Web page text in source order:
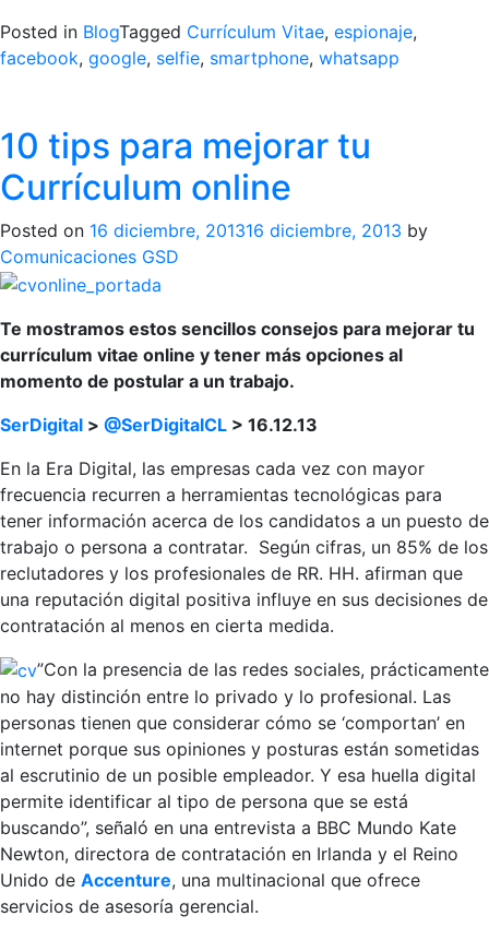
Posted in BlogTagged Currículum Vitae, espionaje,
facebook, google, selfie, smartphone, whatsapp
10 tips para mejorar tu
Currículum online
Posted on 16 diciembre, 201316 diciembre, 2013 by
Comunicaciones GSD
Te mostramos estos sencillos consejos para mejorar tu
currículum vitae online y tener más opciones al
momento de postular a un trabajo.
SerDigital > @SerDigitalCL > 16.12.13
En la Era Digital, las empresas cada vez con mayor
frecuencia recurren a herramientas tecnológicas para
tener información acerca de los candidatos a un puesto de
trabajo o persona a contratar. Según cifras, un 85% de los
reclutadores y los profesionales de RR. HH. afirman que
una reputación digital positiva influye en sus decisiones de
contratación al menos en cierta medida.
”Con la presencia de las redes sociales, prácticamente
no hay distinción entre lo privado y lo profesional. Las
personas tienen que considerar cómo se ‘comportan’ en
internet porque sus opiniones y posturas están sometidas
al escrutinio de un posible empleador. Y esa huella digital
permite identificar al tipo de persona que se está
buscando”, señaló en una entrevista a BBC Mundo Kate
Newton, directora de contratación en Irlanda y el Reino
Unido de Accenture, una multinacional que ofrece
servicios de asesoría gerencial.